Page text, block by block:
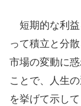
短期的な利益
って積立と分
市場の変動に
ことで、人生
を挙げて示し